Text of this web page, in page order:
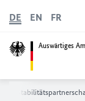
Auswärtiges
DE EN FR
die